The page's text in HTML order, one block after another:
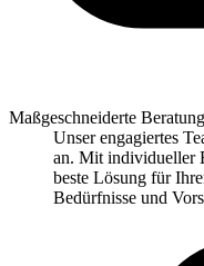
Maßgeschneiderte Beratung
Unser engagiertes
an. Mit individueller
beste Lösung für
Bedürfnisse und